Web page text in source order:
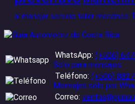
al manejar servicio taller mecánico
WhatsApp: (+506)
Sólo para mensajes
Teléfono: (+506)
Mensajes sólo por
Correo: